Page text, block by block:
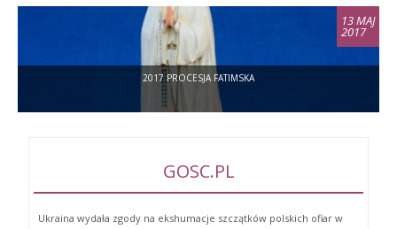
13 MAJ
2017
2017 PROCESJA FATIMSKA
GOSC.PL
Ukraina wydała zgody na ekshumacje szczątków polskich ofiar w